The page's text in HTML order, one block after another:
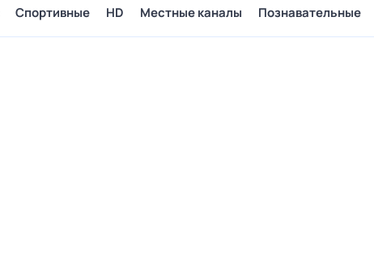
Спортивные HD Местные каналы Познавательные